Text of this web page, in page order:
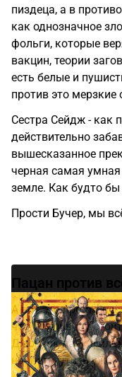
пиздеца, а в
как однозначное
фольги, которые
вакцин, теории
есть белые и
против это
Сестра Сейдж - как
действительно
вышесказанное
черная самая
земле. Как будто
Прости Бучер, мы
Пацан против
А вот это просто
что, Голливуду
Джонуик-лайк
начнет мутить уже.